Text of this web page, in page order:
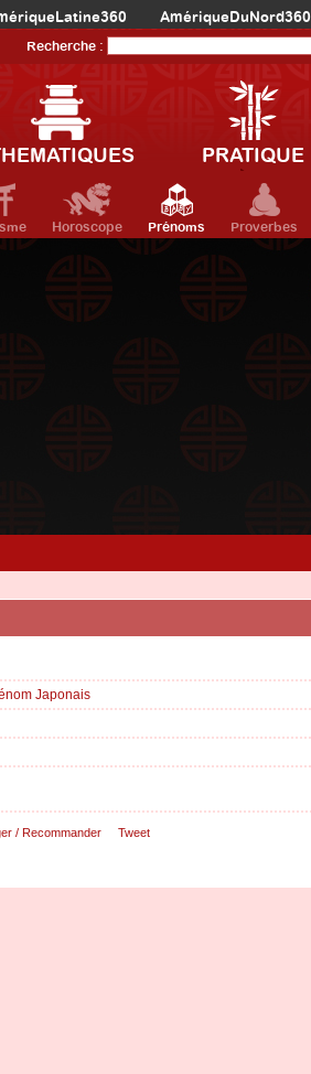
AmériqueDuNord360
Recherche :
PRATIQUE
Horoscope Prénoms Proverbes
Japonais
/ Recommander Tweet